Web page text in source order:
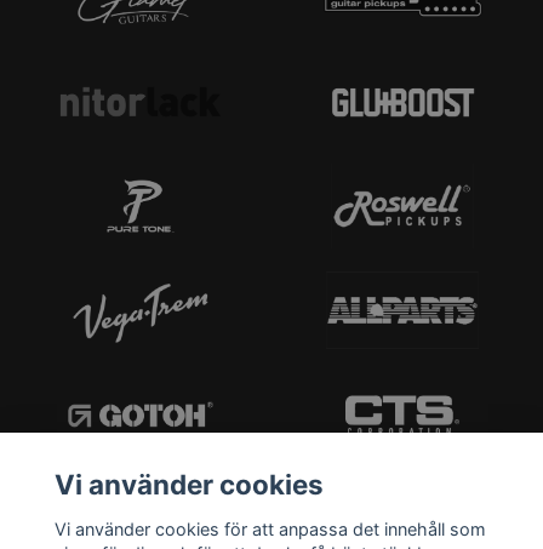
Vi använder cookies
Vi använder cookies för att anpassa det innehåll som